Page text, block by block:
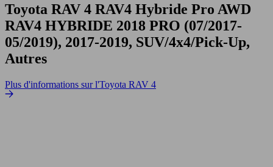
Toyota RAV 4 RAV4 Hybride Pro AWD
RAV4 HYBRIDE 2018 PRO (07/2017-
05/2019), 2017-2019, SUV/4x4/Pick-Up,
Autres
Plus d'informations sur l'Toyota RAV 4